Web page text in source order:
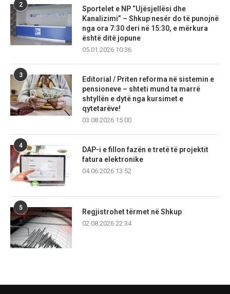
2
Sportelet e NP “Ujësjellësi dhe
Kanalizimi” – Shkup nesër do të punojnë
nga ora 7:30 deri në 15:30, e mërkura
është ditë jopune
05.01.2026 10:36
3
Editorial / Priten reforma në sistemin e
pensioneve – shteti mund ta marrë
shtyllën e dytë nga kursimet e
qytetarëve!
03.08.2026 15:00
4
DAP-i e fillon fazën e tretë të projektit
fatura elektronike
04.06.2026 13:52
5
Regjistrohet tërmet në Shkup
02.08.2026 22:34